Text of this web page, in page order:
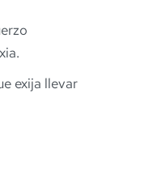
exija llevar